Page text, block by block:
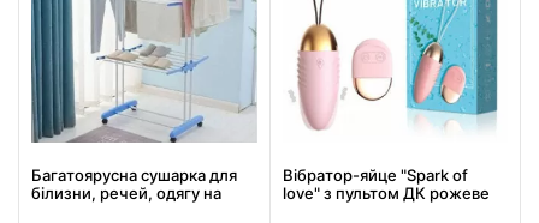
Багатоярусна сушарка для
білизни, речей, одягу на
Вібратор-яйце "Spark of
love" з пультом ДК рожеве